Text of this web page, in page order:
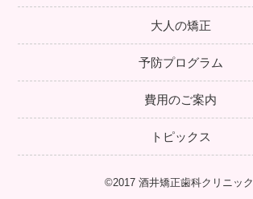
大人の矯正
予防プログラム
費用のご案内
トピックス
©2017 酒井矯正歯科クリニック.